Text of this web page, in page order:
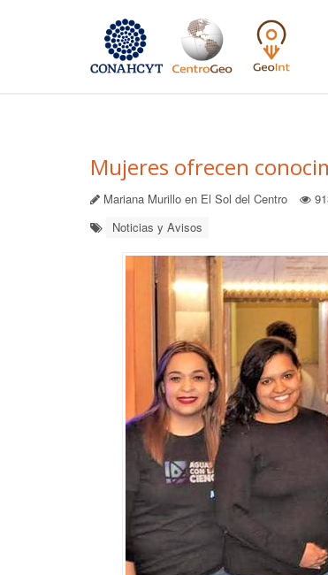
Mujeres ofrecen
Mariana Murillo en El Sol del Centro
Noticias y Avisos